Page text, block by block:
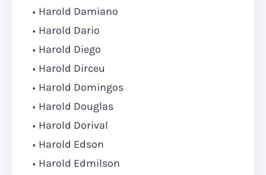
Harold Damiano
Harold Dario
Harold Diego
Harold Dirceu
Harold Domingos
Harold Douglas
Harold Dorival
Harold Edson
Harold Edmilson